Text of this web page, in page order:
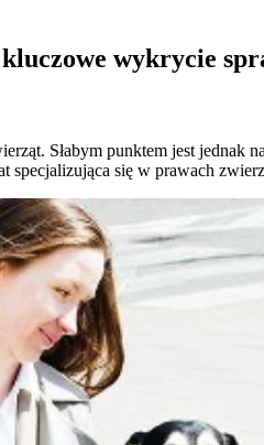
wykrycie
Słabym punktem jest jednak
się w prawach